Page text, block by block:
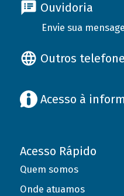
Ouvidoria
Envie sua
Outros
Acesso à
Acesso Rápido
Quem somos
Onde atuamos